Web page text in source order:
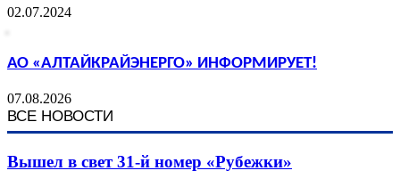
02.07.2024
АО «АЛТАЙКРАЙЭНЕРГО» ИНФОРМИРУЕТ!
07.08.2026
ВСЕ НОВОСТИ
Вышел в свет 31-й номер «Рубежки»